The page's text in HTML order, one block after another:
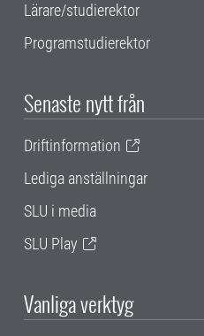
Lärare/studierektor
Programstudierektor
Senaste nytt från
Driftinformation
Lediga anställningar
SLU i media
SLU Play
Vanliga verktyg